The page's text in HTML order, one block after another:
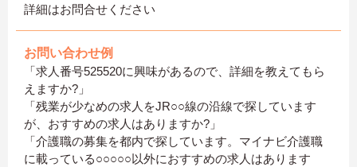
詳細はお問合せください
お問い合わせ例
「求人番号525520に興味があるので、詳細を教えてもら
えますか?」
「残業が少なめの求人をJR○○線の沿線で探しています
が、おすすめの求人はありますか?」
「介護職の募集を都内で探しています。マイナビ介護職
に載っている○○○○○以外におすすめの求人はあります